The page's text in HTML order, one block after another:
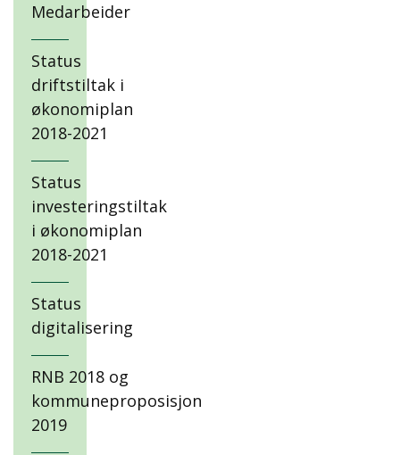
Medarbeider
Status
driftstiltak i
økonomiplan
2018-2021
Status
investeringstiltak
i økonomiplan
2018-2021
Status
digitalisering
RNB 2018 og
kommuneproposisjon
2019